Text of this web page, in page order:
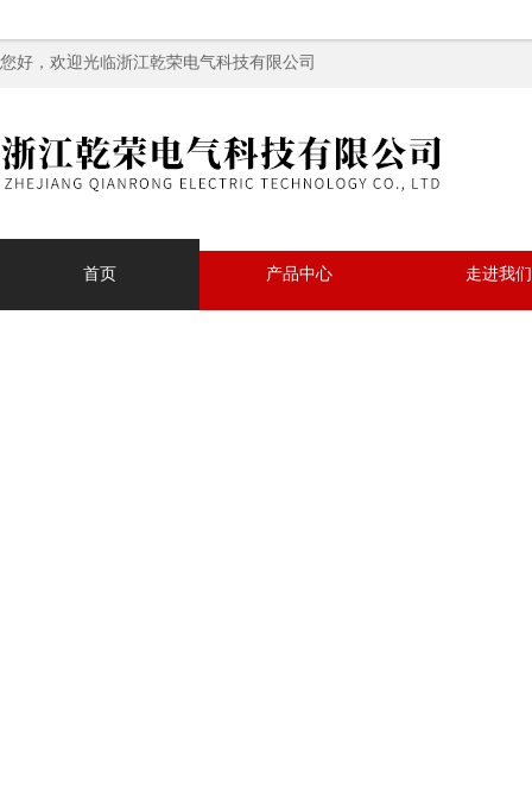
您好，欢迎光临浙江乾荣电气科技有限公司
首页 产品中心 走进我们